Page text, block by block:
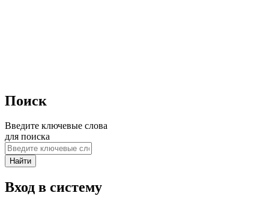
Поиск
Введите ключевые слова
для поиска
Вход в систему